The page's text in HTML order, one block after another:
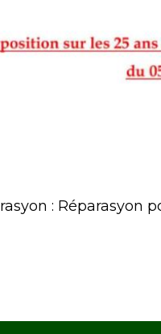
: Réparasyon